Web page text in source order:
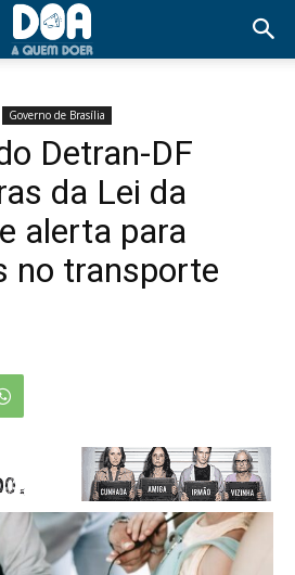
Governo de Brasília
Detran-DF
da Lei da
alerta para
no transporte